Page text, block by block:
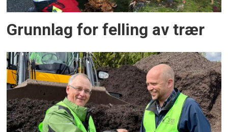
Grunnlag for felling av trær